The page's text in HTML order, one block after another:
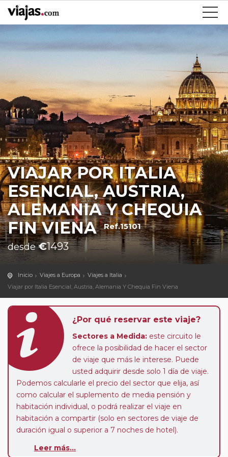
VIAJAR POR ITALIA
ESENCIAL, AUSTRIA,
ALEMANIA Y CHEQUIA
FIN VIENA Ref.15101
desde€1493
Inicio Viajes a Europa
Viajes a Italia
Viajar por Italia Esencial, Austria, Alemania Y Chequia Fin Viena
¿Por qué reservar este viaje?
Sectores a Medida: este circuito le
ofrece la posibilidad de hacer el sector
de viaje que más le interese. Puede
usted adquirir desde solo 1 día de viaje.
Podemos calcularle el precio del sector que elija, así
como calcular el suplemento de media pensión y
habitación individual, o podrá realizar el viaje en
habitación a compartir (solo en sectores de viaje de
duración igual o superior a 7 noches de hotel).
de que usted pueda programar una o más paradas en
Leer más...